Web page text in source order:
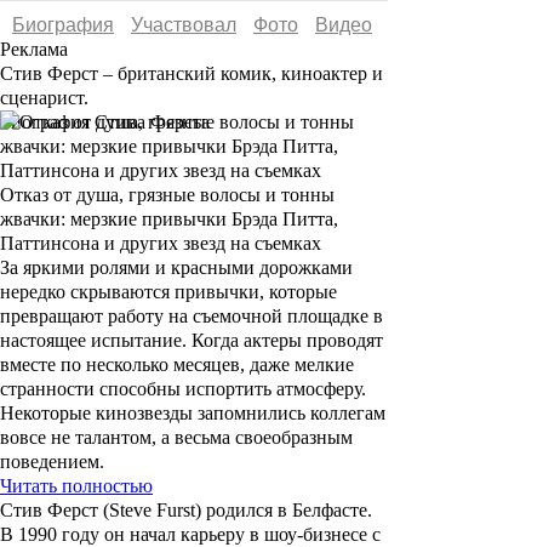
Биография
Участвовал Фото
Видеo
Реклама
Стив Ферст – британский комик, киноактер и
сценарист.
Биография Стива Ферста
Отказ от душа, грязные волосы и тонны
жвачки: мерзкие привычки Брэда Питта,
Паттинсона и других звезд на съемках
За яркими ролями и красными дорожками
нередко скрываются привычки, которые
превращают работу на съемочной площадке в
настоящее испытание. Когда актеры проводят
вместе по несколько месяцев, даже мелкие
странности способны испортить атмосферу.
Некоторые кинозвезды запомнились коллегам
вовсе не талантом, а весьма своеобразным
поведением.
Читать полностью
Стив Ферст (Steve Furst) родился в Белфасте.
В 1990 году он начал карьеру в шоу-бизнесе с